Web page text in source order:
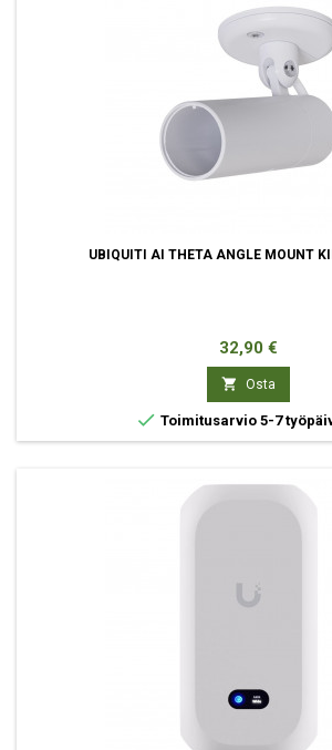
UBIQUITI AI THETA ANGLE MOUNT
Hinta
32,90 €
 Osta
 Toimitusarvio 5-7